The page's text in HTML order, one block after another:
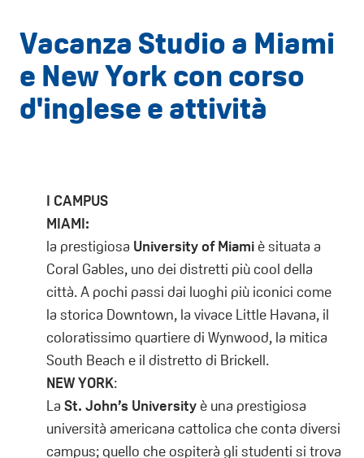
Vacanza Studio a Miami
e New York con corso
d'inglese e attività
I CAMPUS
MIAMI:
la prestigiosa University of Miamiè situata a
Coral Gables, uno dei distretti più cool della
città. A pochi passi dai luoghi più iconici come
la storica Downtown, la vivace Little Havana, il
coloratissimo quartiere di Wynwood, la mitica
South Beach e il distretto di Brickell.
NEW YORK:
LaSt. John’s Universityè una prestigiosa
università americana cattolica che conta diversi
campus; quello che ospiterà gli studenti si trova